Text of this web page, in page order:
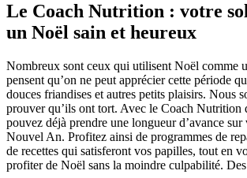
Le Coach Nutrition : votre
un Noël sain et heureux
Nombreux sont ceux qui utilisent Noël comme
pensent qu’on ne peut apprécier cette période
douces friandises et autres petits plaisirs. Nous
prouver qu’ils ont tort. Avec le Coach Nutrition
pouvez déjà prendre une longueur d’avance
Nouvel An. Profitez ainsi de programmes de
de recettes qui satisferont vos papilles, tout en
profiter de Noël sans la moindre culpabilité. Des